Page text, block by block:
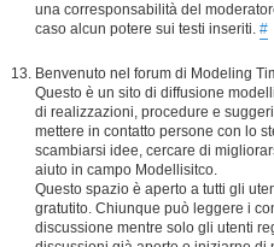
una corresponsabilità del
caso alcun potere sui testi inseriti. #
Benvenuto nel forum di Modeling
Questo è un sito di diffusione
di realizzazioni, procedure e
mettere in contatto persone con lo
scambiarsi idee, cercare di
aiuto in campo Modellisitco.
Questo spazio è aperto a tutti gli
gratutito. Chiunque può leggere i
discussione mentre solo gli utenti